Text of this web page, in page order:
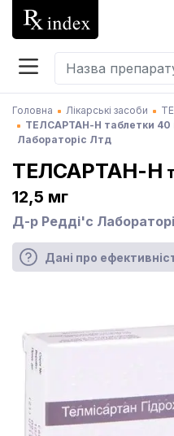
Головна Лікарські засоби
ТЕЛСАРТАН-Н таблетки 40
Лабораторіс Лтд
ТЕЛСАРТАН-Н
12,5 мг
Д-р Редді'с
Дані про